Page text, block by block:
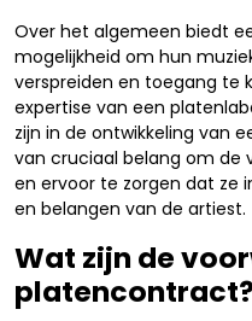
Over het algemeen biedt
mogelijkheid om hun
verspreiden en toegang te
expertise van een
zijn in de ontwikkeling van
van cruciaal belang om de
en ervoor te zorgen dat ze
en belangen van de artiest.
Wat zijn de
platencontract?